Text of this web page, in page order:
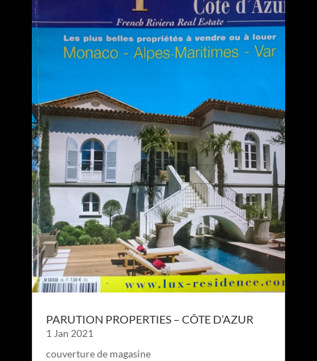
PARUTION PROPERTIES – CÔTE D’AZUR
1 Jan 2021
couverture de magasine